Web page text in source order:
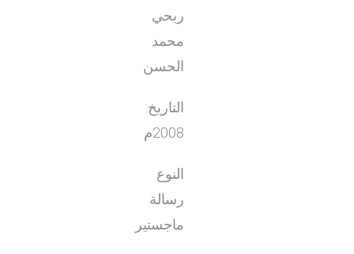
ربحي
محمد
الحسن
التاريخ:
2008م
النوع
رسالة
ماجستير